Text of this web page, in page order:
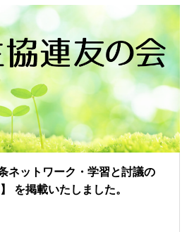
ネットワーク・学習と討議の
つどいの開催報告 】 を掲載いたしました。